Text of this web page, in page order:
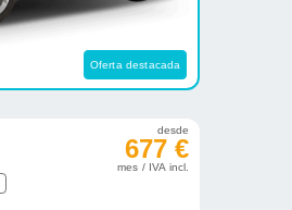
Oferta destacada
desde
677 €
mes / IVA incl.